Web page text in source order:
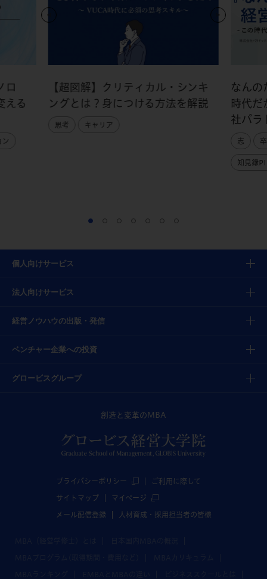
ロ
える
ン
【超図解】クリティカル・シンキ
ングとは？身につける方法を解説
思考 キャリア
なんの
時代だ
社パラ
志
知見録
個人向けサービス
法人向けサービス
経営ノウハウの出版・発信
ベンチャー企業への投資
グロービスグループ
創造と変革のMBA
プライバシーポリシー ご利用に際して
サイトマップ マイページ
メール配信登録 人材育成・採用担当者の皆様